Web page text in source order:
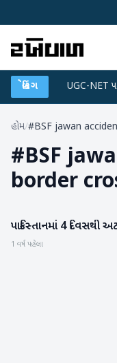
બ્રેકિંગ
પ્લાન UGC-NET
હોમ/#BSF jawan
#BSF
border
રાષ્ટ્રીય
પાકિસ્તાનમાં 4 દિવસથી
1 વર્ષ પહેલા